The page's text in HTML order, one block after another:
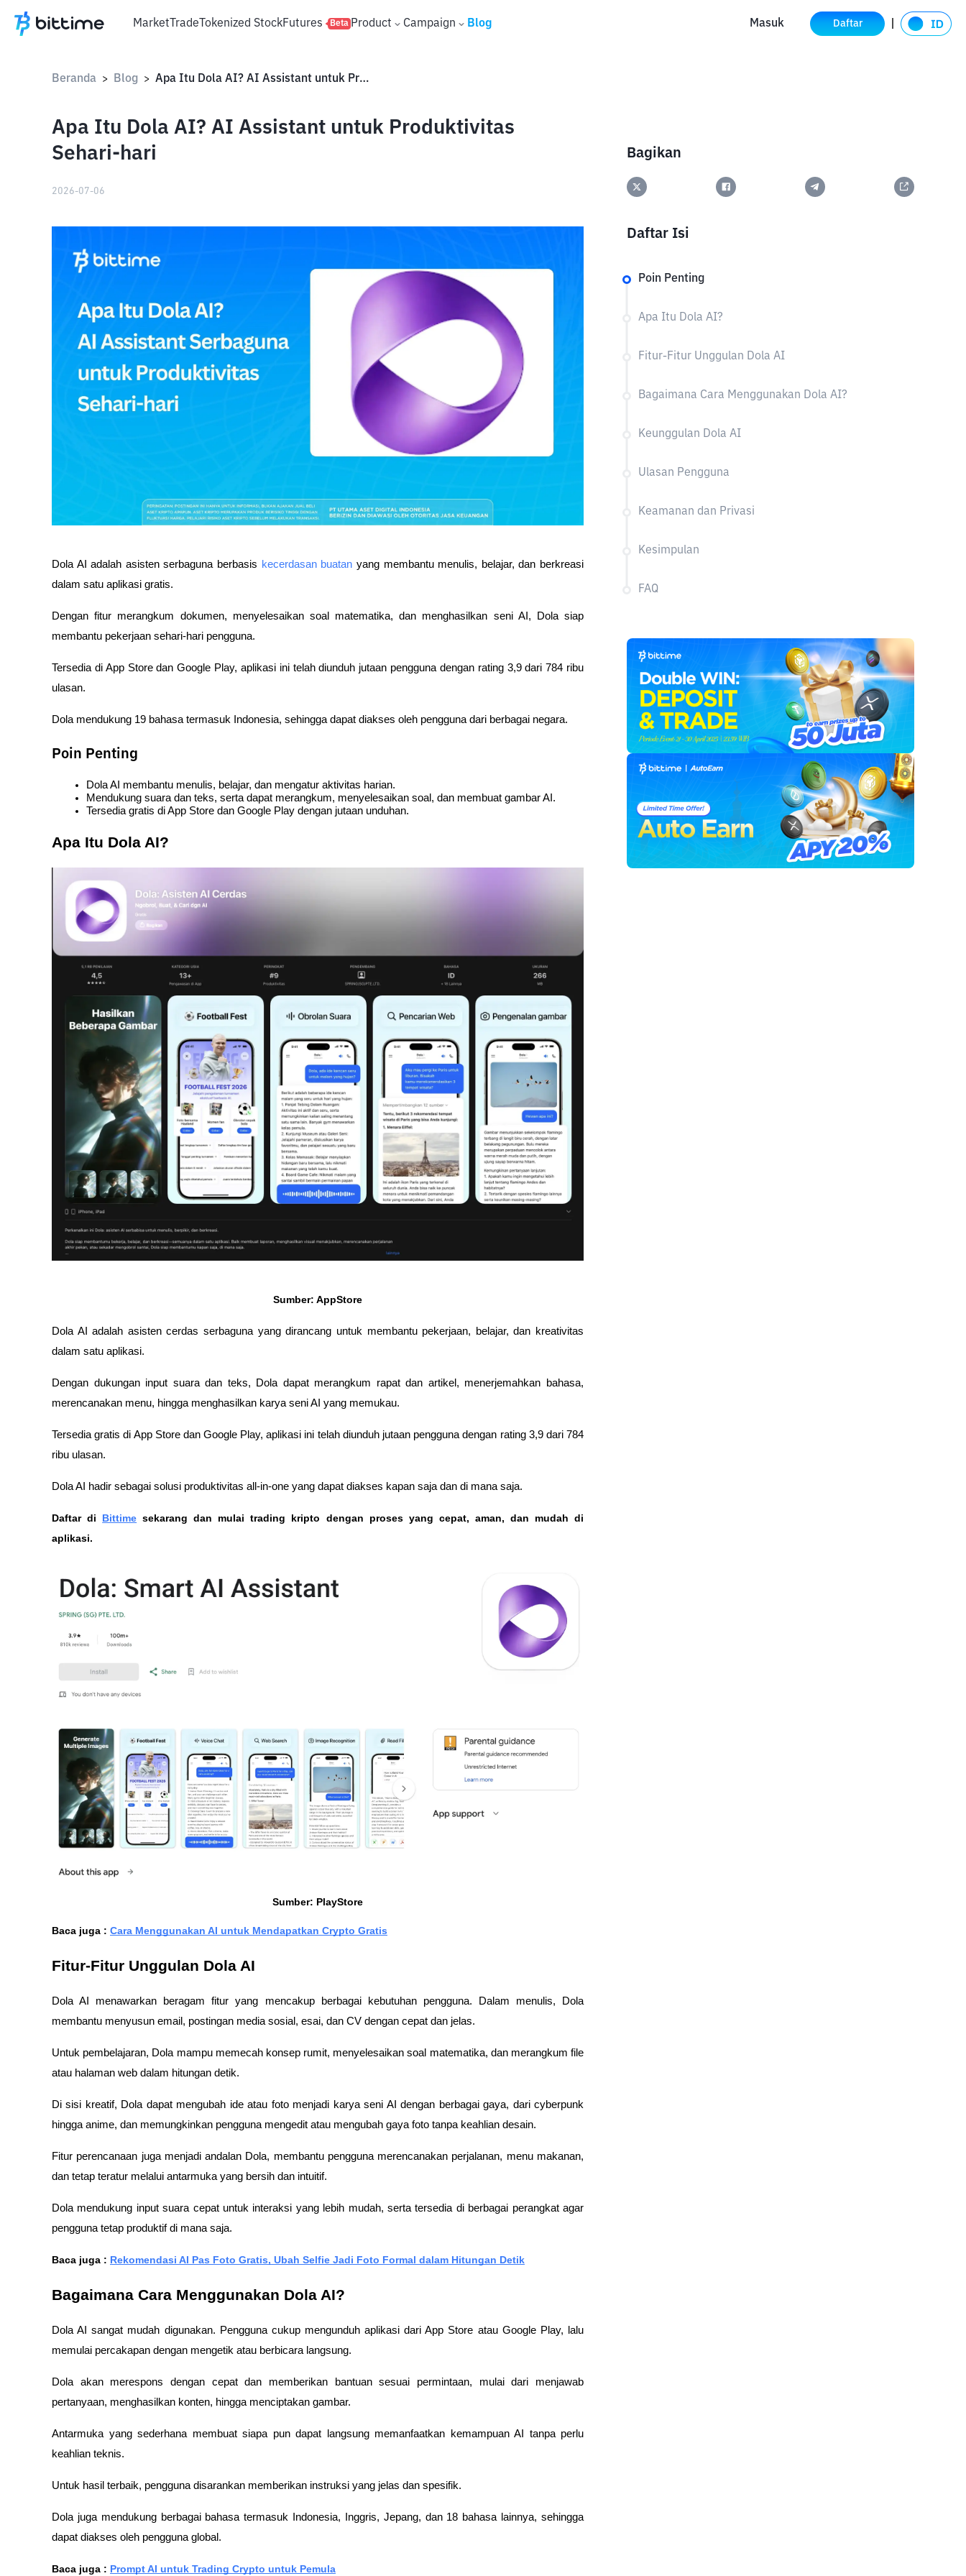
MarketTradeTokenized StockFutures Beta Product Campaign Blog Masuk Daftar
Beranda > Blog > Apa Itu Dola AI? AI Assistant untuk Produktivitas Sehari-hari
Apa Itu Dola AI? AI Assistant untuk Produktivitas
Sehari-hari
2026-07-06
Dola AI adalah asisten serbaguna berbasis kecerdasan buatan yang membantu menulis, belajar, dan berkreasi
dalam satu aplikasi gratis.
Dengan fitur merangkum dokumen, menyelesaikan soal matematika, dan menghasilkan seni AI, Dola siap
membantu pekerjaan sehari-hari pengguna.
Tersedia di App Store dan Google Play, aplikasi ini telah diunduh jutaan pengguna dengan rating 3,9 dari 784 ribu
ulasan.
Dola mendukung 19 bahasa termasuk Indonesia, sehingga dapat diakses oleh pengguna dari berbagai negara.
Poin Penting
Dola AI membantu menulis, belajar, dan mengatur aktivitas harian.
Mendukung suara dan teks, serta dapat merangkum, menyelesaikan soal, dan membuat gambar AI.
Tersedia gratis di App Store dan Google Play dengan jutaan unduhan.
Apa Itu Dola AI?
Sumber: AppStore
Dola AI adalah asisten cerdas serbaguna yang dirancang untuk membantu pekerjaan, belajar, dan kreativitas
dalam satu aplikasi.
Dengan dukungan input suara dan teks, Dola dapat merangkum rapat dan artikel, menerjemahkan bahasa,
merencanakan menu, hingga menghasilkan karya seni AI yang memukau.
Tersedia gratis di App Store dan Google Play, aplikasi ini telah diunduh jutaan pengguna dengan rating 3,9 dari 784
ribu ulasan.
Dola AI hadir sebagai solusi produktivitas all-in-one yang dapat diakses kapan saja dan di mana saja.
Daftar di Bittime sekarang dan mulai trading kripto dengan proses yang cepat, aman, dan mudah di
aplikasi.
Sumber: PlayStore
Baca juga : Cara Menggunakan AI untuk Mendapatkan Crypto Gratis
Fitur-Fitur Unggulan Dola AI
Dola AI menawarkan beragam fitur yang mencakup berbagai kebutuhan pengguna. Dalam menulis, Dola
membantu menyusun email, postingan media sosial, esai, dan CV dengan cepat dan jelas.
Untuk pembelajaran, Dola mampu memecah konsep rumit, menyelesaikan soal matematika, dan merangkum file
atau halaman web dalam hitungan detik.
Di sisi kreatif, Dola dapat mengubah ide atau foto menjadi karya seni AI dengan berbagai gaya, dari cyberpunk
hingga anime, dan memungkinkan pengguna mengedit atau mengubah gaya foto tanpa keahlian desain.
Fitur perencanaan juga menjadi andalan Dola, membantu pengguna merencanakan perjalanan, menu makanan,
dan tetap teratur melalui antarmuka yang bersih dan intuitif.
Dola mendukung input suara cepat untuk interaksi yang lebih mudah, serta tersedia di berbagai perangkat agar
pengguna tetap produktif di mana saja.
Baca juga : Rekomendasi AI Pas Foto Gratis, Ubah Selfie Jadi Foto Formal dalam Hitungan Detik
Bagaimana Cara Menggunakan Dola AI?
Dola AI sangat mudah digunakan. Pengguna cukup mengunduh aplikasi dari App Store atau Google Play, lalu
memulai percakapan dengan mengetik atau berbicara langsung.
Dola akan merespons dengan cepat dan memberikan bantuan sesuai permintaan, mulai dari menjawab
pertanyaan, menghasilkan konten, hingga menciptakan gambar.
Antarmuka yang sederhana membuat siapa pun dapat langsung memanfaatkan kemampuan AI tanpa perlu
keahlian teknis.
Untuk hasil terbaik, pengguna disarankan memberikan instruksi yang jelas dan spesifik.
Dola juga mendukung berbagai bahasa termasuk Indonesia, Inggris, Jepang, dan 18 bahasa lainnya, sehingga
dapat diakses oleh pengguna global.
Baca juga : Prompt AI untuk Trading Crypto untuk Pemula
Bagikan
Daftar Isi
Poin Penting
Apa Itu Dola AI?
Fitur-Fitur Unggulan Dola AI
Bagaimana Cara Menggunakan Dola AI?
Keunggulan Dola AI
Ulasan Pengguna
Keamanan dan Privasi
Kesimpulan
FAQ